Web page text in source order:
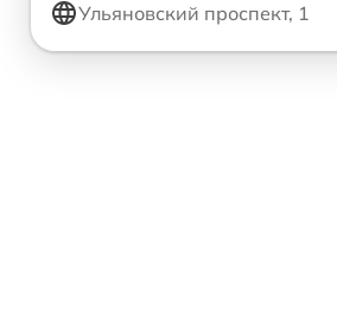
Ульяновский проспект, 1